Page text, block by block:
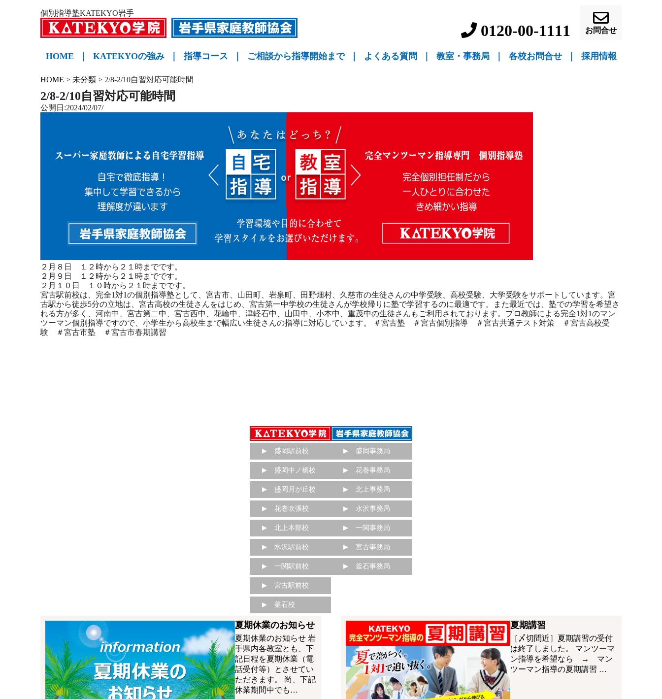
個別指導塾KATEKYO岩手
0120-00-1111 お問合せ
HOME KATEKYOの強み 指導コース
小学生指導
中学生指導
高校生指導
KATEKYO予備校
ご相談から指導開始まで よくある質問 教室・事務局
各校お問合せ
採用情報
HOME > 未分類 > 2/8-2/10自習対応可能時間
2/8-2/10自習対応可能時間
公開日:2024/02/07/
２月８日 １２時から２１時までです。
２月９日 １２時から２１時までです。
２月１０日 １０時から２１時までです。
宮古駅前校は、完全1対1の個別指導塾として、宮古市、山田町、岩泉町、田野畑村、久慈市の生徒さんの中学受験、高校受験、大学受験をサポートしています。宮
古駅から徒歩5分の立地は、宮古高校の生徒さんをはじめ、宮古第一中学校の生徒さんが学校帰りに塾で学習するのに最適です。また最近では、塾での学習を希望さ
れる方が多く、河南中、宮古第二中、宮古西中、花輪中、津軽石中、山田中、小本中、重茂中の生徒さんもご利用されております。プロ教師による完全1対1のマン
ツーマン個別指導ですので、小学生から高校生まで幅広い生徒さんの指導に対応しています。 ＃宮古塾 ＃宮古個別指導 ＃宮古共通テスト対策 ＃宮古高校受
験 ＃宮古市塾 ＃宮古市春期講習
盛岡駅前校
盛岡中ノ橋校
盛岡月が丘校
花巻吹張校
北上本部校
水沢駅前校
一関駅前校
宮古駅前校
釜石校
盛岡事務局
花巻事務局
北上事務局
水沢事務局
一関事務局
宮古事務局
釜石事務局
夏期休業のお知らせ
夏期休業のお知らせ 岩
手県内各教室とも、下
記日程を夏期休業（電
話受付等）とさせてい
ただきます。 尚、下記
休業期間中でも…
夏期講習
［〆切間近］夏期講習の受付
は終了しました。 マンツーマ
ン指導を希望なら → マン
ツーマン指導の夏期講習 …